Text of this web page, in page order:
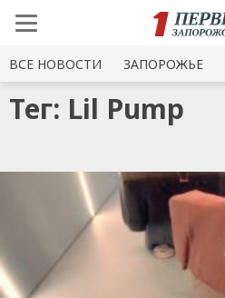
ВСЕ НОВОСТИ ЗАПОРОЖЬЕ
Тег: Lil Pump